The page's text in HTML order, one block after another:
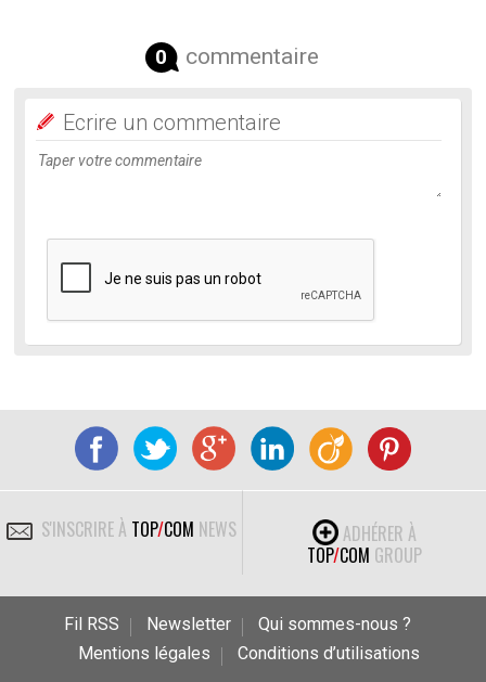
0 commentaire
Ecrire un commentaire
S'INSCRIRE À TOP/COM NEWS
ADHÉRER À
TOP/COM GROUP
Fil RSS Newsletter
Qui sommes-nous ?
Mentions légales
Conditions d’utilisations